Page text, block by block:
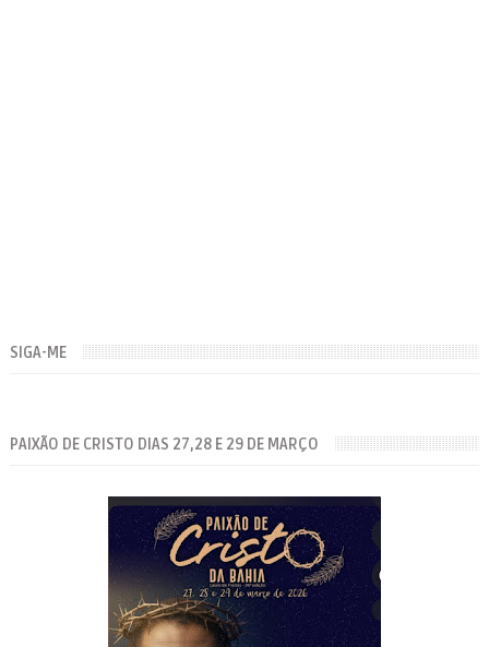
SIGA-ME
PAIXÃO DE CRISTO DIAS 27,28 E 29 DE MARÇO